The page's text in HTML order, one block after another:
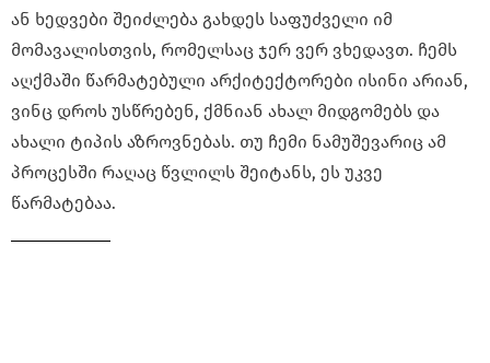
ან ხედვები შეიძლება გახდეს საფუძველი იმ
მომავალისთვის, რომელსაც ჯერ ვერ ვხედავთ. ჩემს
აღქმაში წარმატებული არქიტექტორები ისინი არიან,
ვინც დროს უსწრებენ, ქმნიან ახალ მიდგომებს და
ახალი ტიპის აზროვნებას. თუ ჩემი ნამუშევარიც ამ
პროცესში რაღაც წვლილს შეიტანს, ეს უკვე
წარმატებაა.